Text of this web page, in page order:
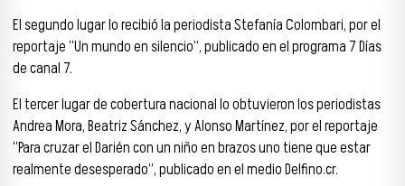
El segundo lugar lo recibió la periodista Stefanía Colombari, por el
reportaje “Un mundo en silencio”, publicado en el programa 7 Días
de canal 7.
El tercer lugar de cobertura nacional lo obtuvieron los periodistas
Andrea Mora, Beatriz Sánchez, y Alonso Martínez, por el reportaje
“Para cruzar el Darién con un niño en brazos uno tiene que estar
realmente desesperado”, publicado en el medio Delfino.cr.